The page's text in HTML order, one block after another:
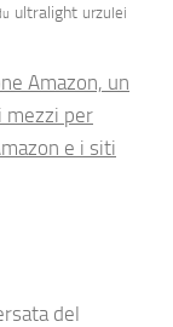
ultralight urzulei
Amazon, un
mezzi per
e i siti
del